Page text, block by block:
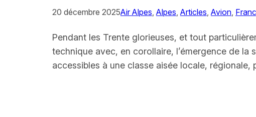
20 décembre 2025Air Alpes, Alpes, Articles, Avion,
Pendant les Trente glorieuses, et tout
technique avec, en corollaire, l’émergence de
accessibles à une classe aisée locale,